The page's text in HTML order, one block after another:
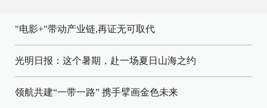
"电影+"带动产业链,再证无可取代
光明日报：这个暑期，赴一场夏日山海之约
领航共建“一带一路” 携手擘画金色未来